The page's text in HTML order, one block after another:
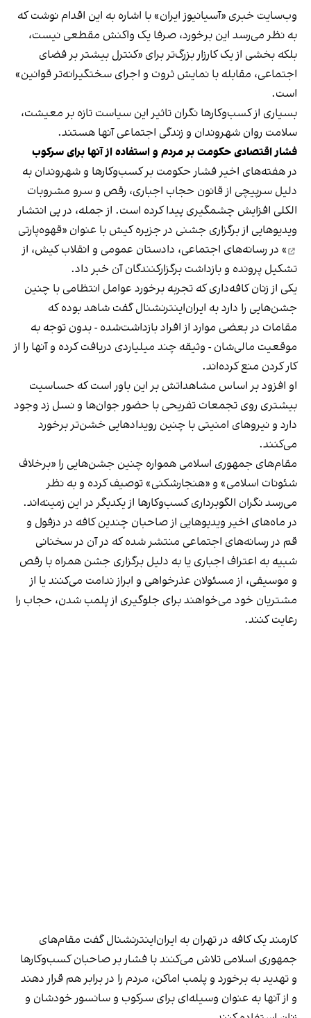
وب‌سایت خبری «آسیانیوز ایران» با اشاره به این اقدام نوشت که
به نظر می‌رسد این برخورد، صرفا یک واکنش مقطعی نیست،
بلکه بخشی از یک کارزار بزرگ‌تر برای «کنترل بیشتر بر فضای
اجتماعی، مقابله با نمایش ثروت و اجرای سختگیرانه‌تر قوانین»
است.
بسیاری از کسب‌وکارها نگران تاثیر این سیاست‌ تازه بر معیشت،
سلامت روان شهروندان و زندگی اجتماعی آنها هستند.
فشار اقتصادی حکومت بر مردم و استفاده از آنها برای سرکوب
در هفته‌های اخیر فشار حکومت بر کسب‌وکارها و شهروندان به
دلیل سرپیچی از قانون حجاب اجباری، رقص و سرو مشروبات
الکلی افزایش چشمگیری پیدا کرده است. از جمله، در پی انتشار
ویدیوهایی از برگزاری جشنی در جزیره کیش با عنوان «قهوه‌پارتی
» در رسانه‌های اجتماعی، دادستان عمومی و انقلاب کیش، از
تشکیل پرونده و بازداشت برگزارکنندگان آن خبر داد.
یکی از زنان کافه‌داری که تجربه برخورد عوامل انتظامی با چنین
جشن‌هایی را دارد به ایران‌اینترنشنال گفت شاهد بوده که
مقامات در بعضی موارد از افراد بازداشت‌‌شده - بدون توجه به
موقعیت مالی‌شان - وثیقه چند میلیاردی دریافت کرده و آنها را از
کار کردن منع کرده‌اند.
او افزود بر اساس مشاهداتش بر این باور است که حساسیت
بیشتری روی تجمعات تفریحی با حضور جوان‌ها و نسل زد وجود
دارد و نیروهای امنیتی با چنین رویدادهایی خشن‌تر برخورد
می‌کنند.
مقام‌های جمهوری اسلامی همواره چنین جشن‌هایی را «برخلاف
شئونات اسلامی» و «هنجارشکنی» توصیف کرده و به نظر
می‌رسد نگران الگوبرداری کسب‌وکارها از یکدیگر در این زمینه‌اند.
در ماه‌های اخیر ویدیوهایی از صاحبان چندین کافه در دزفول و
قم در رسانه‌های اجتماعی منتشر شده که در آن در سخنانی
شبیه به اعتراف اجباری یا به دلیل برگزاری جشن همراه با رقص
و موسیقی، از مسئولان عذرخواهی و ابراز ندامت می‌کنند یا از
مشتریان خود می‌خواهند برای جلوگیری از پلمب شدن، حجاب را
رعایت کنند.
کارمند یک کافه در تهران به ایران‌اینترنشنال گفت مقام‌های
جمهوری اسلامی تلاش می‌کنند با فشار بر صاحبان کسب‌وکارها
و تهدید به برخورد و پلمب اماکن، مردم را در برابر هم قرار دهند
و از آنها به عنوان وسیله‌ای برای سرکوب و سانسور خودشان و